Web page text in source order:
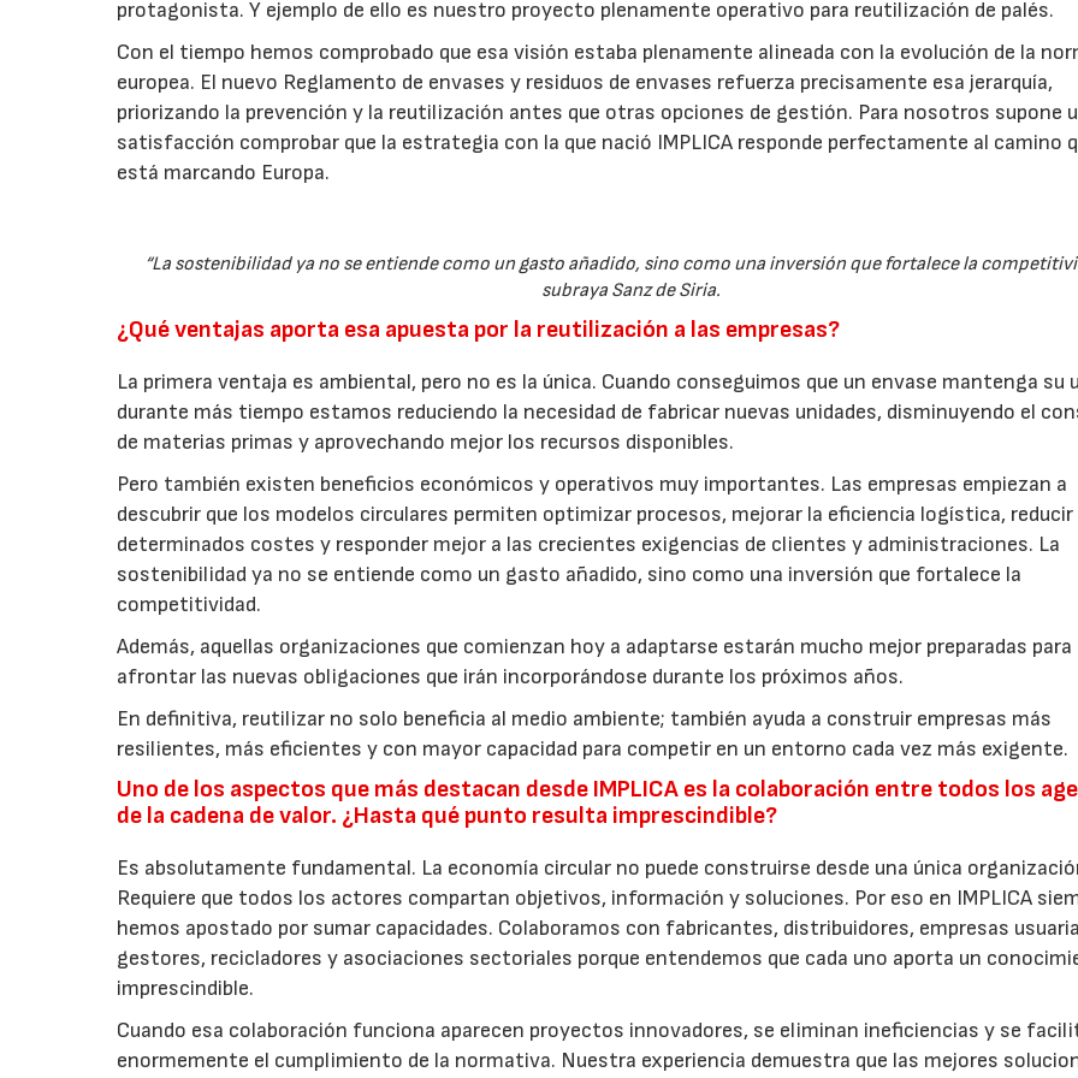
protagonista. Y ejemplo de ello es nuestro proyecto plenamente operativo para reutilización de palés.
Con el tiempo hemos comprobado que esa visión estaba plenamente alineada con la evolución de la
europea. El nuevo Reglamento de envases y residuos de envases refuerza precisamente esa jerarquía,
priorizando la prevención y la reutilización antes que otras opciones de gestión. Para nosotros supone
satisfacción comprobar que la estrategia con la que nació IMPLICA responde perfectamente al camino
está marcando Europa.
“La sostenibilidad ya no se entiende como un gasto añadido, sino como una inversión que fortalece la
¿Qué ventajas aporta esa apuesta por la reutilización a las empresas?
La primera ventaja es ambiental, pero no es la única. Cuando conseguimos que un envase mantenga su
durante más tiempo estamos reduciendo la necesidad de fabricar nuevas unidades, disminuyendo el
de materias primas y aprovechando mejor los recursos disponibles.
Pero también existen beneficios económicos y operativos muy importantes. Las empresas empiezan a
descubrir que los modelos circulares permiten optimizar procesos, mejorar la eficiencia logística, reducir